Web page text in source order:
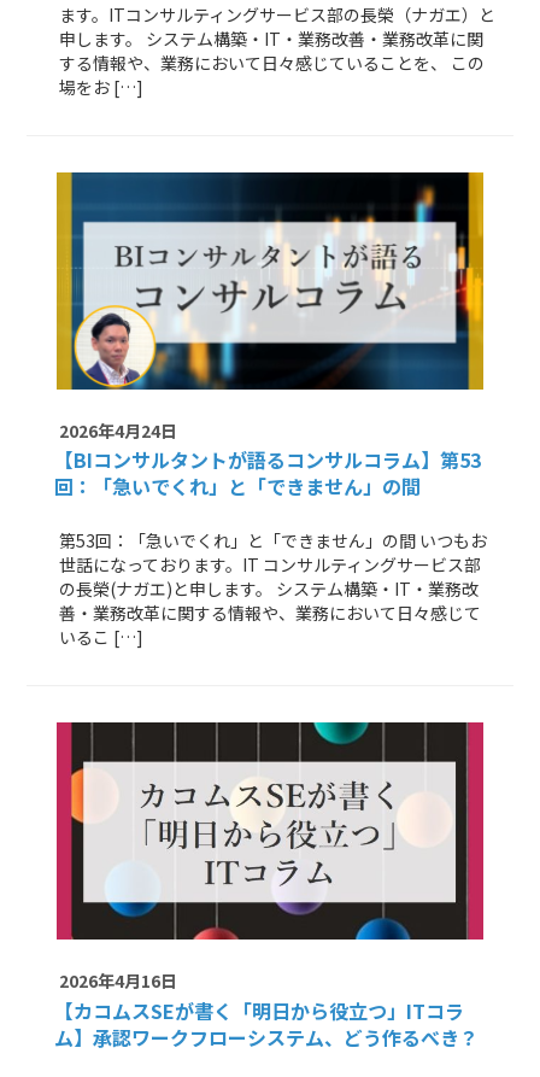
ます。ITコンサルティングサービス部の長榮（ナガエ）と
申します。 システム構築・IT・業務改善・業務改革に関
する情報や、業務において日々感じていることを、 この
場をお […]
2026年4月24日
【BIコンサルタントが語るコンサルコラム】 第53
回：「急いでくれ」と「できません」の間
第53回：「急いでくれ」と「できません」の間 いつもお
世話になっております。IT コンサルティングサービス部
の長榮(ナガエ)と申します。 システム構築・IT・業務改
善・業務改革に関する情報や、業務において日々感じて
いるこ […]
2026年4月16日
【カコムスSEが書く「明日から役立つ」ITコラ
ム】 承認ワークフローシステム、どう作るべき？